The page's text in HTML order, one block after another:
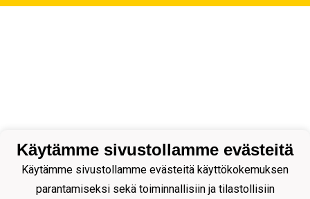
Käytämme sivustollamme evästeitä
Käytämme sivustollamme evästeitä käyttökokemuksen
parantamiseksi sekä toiminnallisiin ja tilastollisiin